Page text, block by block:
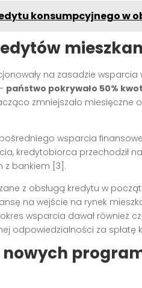
konsumpcyjnego w
na zasadzie wsparcia
państwo pokrywało 50%
zmniejszało miesięczne
wsparcia
kredytobiorca przechodził
z bankiem [3].
z obsługą kredytu w
na wejście na rynek
wsparcia dawał również
odpowiedzialności za spłatę
nowych